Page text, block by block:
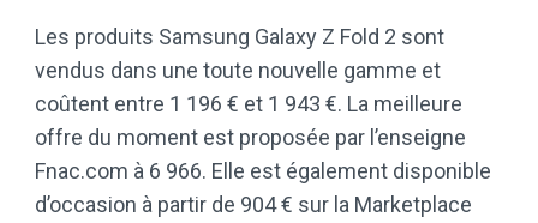
Les produits Samsung Galaxy Z Fold 2 sont
vendus dans une toute nouvelle gamme et
coûtent entre 1 196 € et 1 943 €. La meilleure
offre du moment est proposée par l’enseigne
Fnac.com à 6 966. Elle est également disponible
d’occasion à partir de 904 € sur la Marketplace